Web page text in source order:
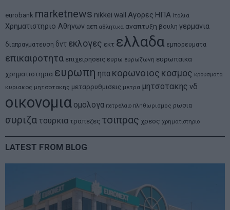
eurobank marketnews nikkei wall Αγορες ΗΠΑ Ιταλια
Χρηματιστηριο Αθηνων αεπ αθλητικα αναπτυξη βουλη γερμανια
διαπραγματευση δντ εκλογες εκτ ελλαδα εμπορευματα
επικαιροτητα επιχειρησεις ευρω ευρωζωνη ευρωπαικα
χρηματιστηρια ευρωπη ηπα κορωνοιος κοσμος κρουσματα
κυριακος μητσοτακης μεταρρυθμισεις μετρα μητσοτακης νδ
οικονομια ομολογα πετρελαιο πληθωρισμος ρωσια
συριζα τουρκια τραπεζες τσιπρας χρεος χρηματιστηριο
LATEST FROM BLOG